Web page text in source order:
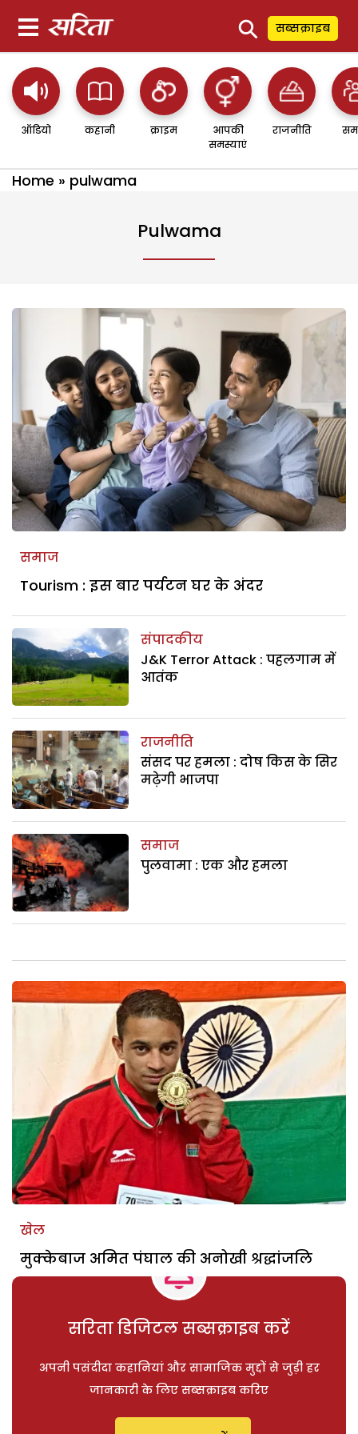
⚲ सब्सक्राइब
ऑडियो कहानी क्राइम
आपकी
समस्याएं
राजनीति
Home » pulwama
Pulwama
समाज
Tourism : इस बार पर्यटन घर के अंदर
संपादकीय
J&K Terror Attack : पहलगाम में
आतंक
राजनीति
संसद पर हमला : दोष किस के सिर
मढ़ेगी भाजपा
समाज
पुलवामा : एक और हमला
खेल
मुक्केबाज अमित पंघाल की अनोखी श्रद्धांजलि
सरिता डिजिटल सब्सक्राइब करें
अपनी पसंदीदा कहानियां और सामाजिक मुद्दों से जुड़ी हर
जानकारी के लिए सब्सक्राइब करिए